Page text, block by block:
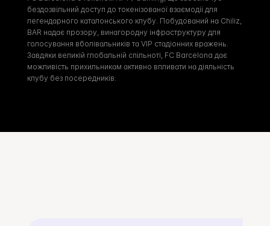
бездозвільний доступ до токенізованої взаємодії для
легендарного каталонського клубу. Побудований на Chiliz,
BAR надає прозору, винагородну інфраструктуру для
голосування вболівальників та VIP стадіонних вражень.
Завдяки великій глобальній спільноті, FC Barcelona дає
можливість прихильникам активно впливати на діяльність
клубу без посередників.